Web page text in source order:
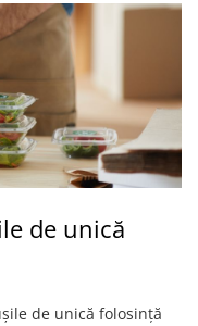
de unică
de unică folosință